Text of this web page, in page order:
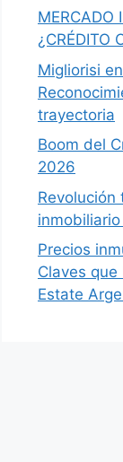
MERCADO
¿CRÉDITO
Migliorisi
trayectoria
Boom del
2026
Revolución
Precios
Claves que
Estate